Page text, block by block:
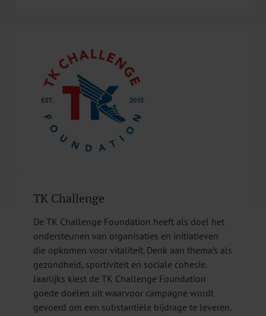
TK Challenge
De TK Challenge Foundation heeft als doel het
ondersteunen van organisaties en initiatieven
die opkomen voor vitaliteit. Denk aan thema’s als
gezondheid, sportiviteit en sociale cohesie.
Jaarlijks kiest de TK Challenge Foundation
goede doelen uit waarvoor campagne wordt
gevoerd om een substantiële bijdrage te leveren.